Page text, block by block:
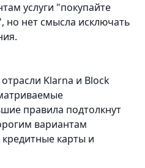
услуги "покупайте
но нет смысла исключать
Klarna и Block
правила подтолкнут
вариантам
карты и